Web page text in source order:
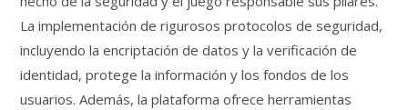
La implementación de rigurosos protocolos de seguridad,
incluyendo la encriptación de datos y la verificación de
identidad, protege la información y los fondos de los
usuarios. Además, la plataforma ofrece herramientas